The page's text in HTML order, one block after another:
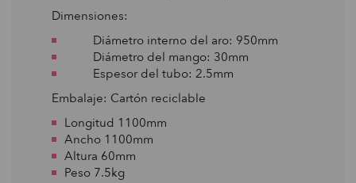
Dimensiones:
Diámetro interno del aro: 950mm
Diámetro del mango: 30mm
Espesor del tubo: 2.5mm
Embalaje: Cartón reciclable
Longitud 1100mm
Ancho 1100mm
Altura 60mm
Peso 7.5kg